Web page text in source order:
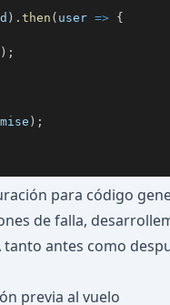
) . then ( user => {
) ;
) ;
para código
de falla,
antes como
previa al vuelo